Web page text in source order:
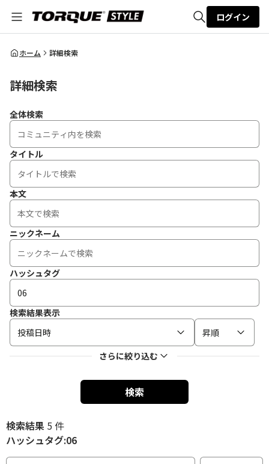
全体検索
ログイン
ホーム 詳細検索
詳細検索
全体検索
タイトル
本文
ニックネーム
ハッシュタグ
検索結果表示
投稿日時
昇順
さらに絞り込む
検索
検索結果 5 件
ハッシュタグ:06